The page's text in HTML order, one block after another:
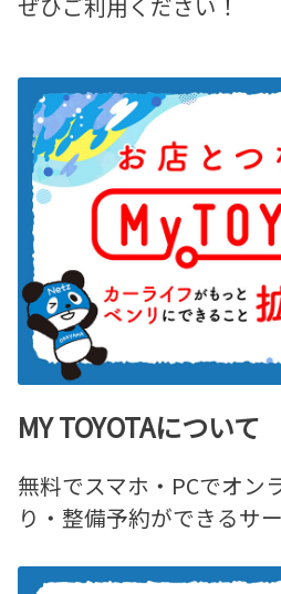
MY TOYOTAについて
無料でスマホ・PCでオン
り・整備予約ができるサー